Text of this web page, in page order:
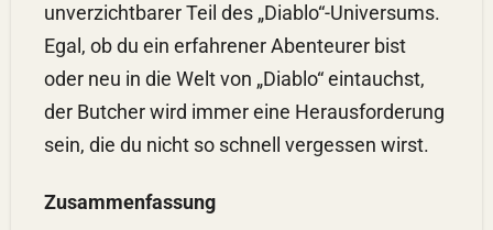
unverzichtbarer Teil des „Diablo“-Universums.
Egal, ob du ein erfahrener Abenteurer bist
oder neu in die Welt von „Diablo“ eintauchst,
der Butcher wird immer eine Herausforderung
sein, die du nicht so schnell vergessen wirst.
Zusammenfassung